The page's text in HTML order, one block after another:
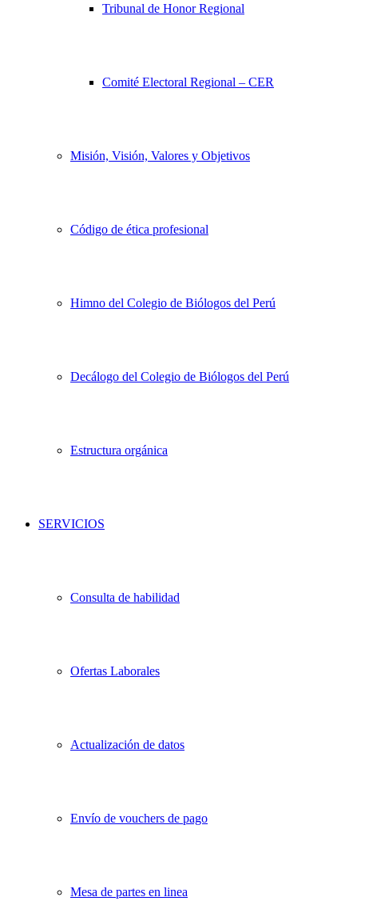
Tribunal de Honor Regional
Comité Electoral Regional – CER
Misión, Visión, Valores y Objetivos
Código de ética profesional
Himno del Colegio de Biólogos del Perú
Decálogo del Colegio de Biólogos del Perú
Estructura orgánica
SERVICIOS
Consulta de habilidad
Ofertas Laborales
Actualización de datos
Envío de vouchers de pago
Mesa de partes en linea